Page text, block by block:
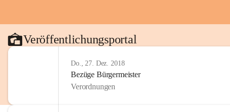
Veröffentlichungsportal
Do., 27. Dez. 2018
Bezüge Bürgermeister
Verordnungen